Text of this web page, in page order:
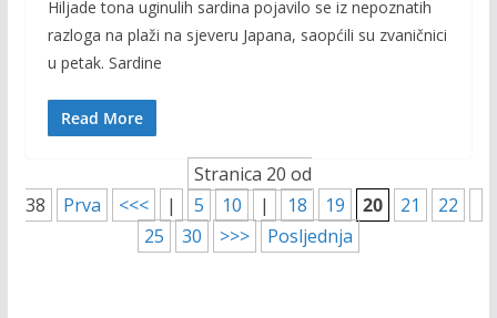
e
b
o
o
itt
er
ai p
k
Hiljade tona uginulih sardina pojavilo se iz nepoznatih
razloga na plaži na sjeveru Japana, saopćili su zvaničnici
u petak. Sardine
Read More
Stranica 20 od
38
Prva <<< | 5 10 | 18 19 20 21
22
25
30 >>> Posljednja